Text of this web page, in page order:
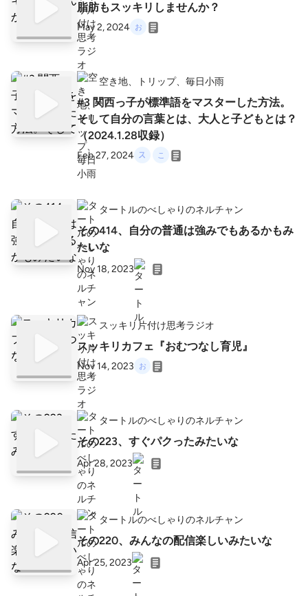
脂肪もスッキリしませんか？
May 2, 2024
空き地、トリップ、毎日小雨
#3 関西っ子が標準語をマスターした方法。
そして自分の言葉とは、大人と子どもとは？
（2024.1.28収録）
Feb 27, 2024
タートルのべしゃりのネルチャン
その414、自分の普通は強みでもあるかもみ
たいな
Nov 18, 2023
スッキリ片付け思考ラジオ
スッキリカフェ『おむつなし育児』
Nov 14, 2023
タートルのべしゃりのネルチャン
その223、すぐパクったみたいな
Apr 28, 2023
タートルのべしゃりのネルチャン
その220、みんなの配信楽しいみたいな
Apr 25, 2023